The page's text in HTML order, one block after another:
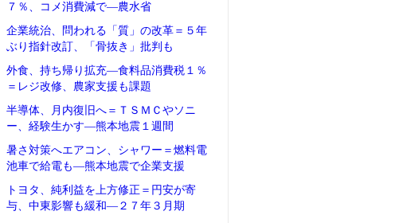
７％、コメ消費減で―農水省
企業統治、問われる「質」の改革＝５年
ぶり指針改訂、「骨抜き」批判も
外食、持ち帰り拡充―食料品消費税１％
＝レジ改修、農家支援も課題
半導体、月内復旧へ＝ＴＳＭＣやソニ
ー、経験生かす―熊本地震１週間
暑さ対策へエアコン、シャワー＝燃料電
池車で給電も―熊本地震で企業支援
トヨタ、純利益を上方修正＝円安が寄
与、中東影響も緩和―２７年３月期